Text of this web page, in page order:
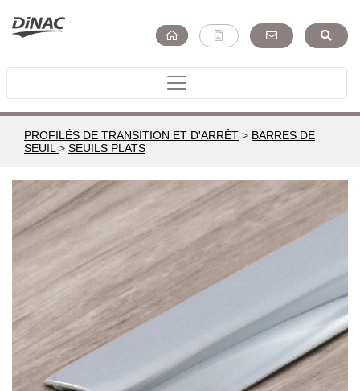
PROFILÉS DE TRANSITION ET D'ARRÊT > BARRES DE
SEUIL > SEUILS PLATS